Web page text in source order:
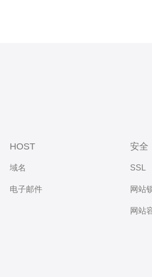
HOST
域名
电子邮件
安全
SSL
网站
网站